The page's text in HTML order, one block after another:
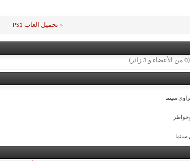
« تحميل العاب PS1
(0 من الأعضاء و 3 زائر)